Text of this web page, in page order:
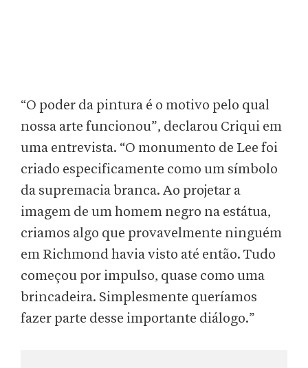
“O poder da pintura é o motivo pelo qual
nossa arte funcionou”, declarou Criqui em
uma entrevista. “O monumento de Lee foi
criado especificamente como um símbolo
da supremacia branca. Ao projetar a
imagem de um homem negro na estátua,
criamos algo que provavelmente ninguém
em Richmond havia visto até então. Tudo
começou por impulso, quase como uma
brincadeira. Simplesmente queríamos
fazer parte desse importante diálogo.”